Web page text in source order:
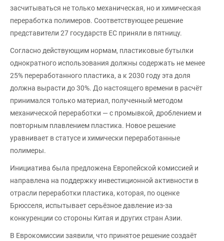
засчитываться не только механическая, но и химическая
переработка полимеров. Соответствующее решение
представители 27 государств ЕС приняли в пятницу.
Согласно действующим нормам, пластиковые бутылки
однократного использования должны содержать не менее
25% переработанного пластика, а к 2030 году эта доля
должна вырасти до 30%. До настоящего времени в расчёт
принимался только материал, полученный методом
механической переработки — с промывкой, дроблением и
повторным плавлением пластика. Новое решение
уравнивает в статусе и химически переработанные
полимеры.
Инициатива была предложена Европейской комиссией и
направлена на поддержку инвестиционной активности в
отрасли переработки пластика, которая, по оценке
Брюсселя, испытывает серьёзное давление из-за
конкуренции со стороны Китая и других стран Азии.
В Еврокомиссии заявили, что принятое решение создаёт